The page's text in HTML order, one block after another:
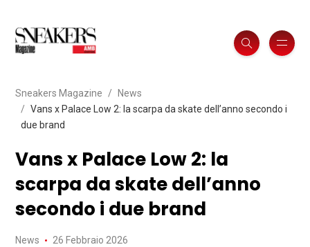
Sneakers Magazine
News
Vans x Palace Low 2: la scarpa da skate dell’anno secondo i
due brand
Vans x Palace Low 2: la
scarpa da skate dell’anno
secondo i due brand
News 26 Febbraio 2026